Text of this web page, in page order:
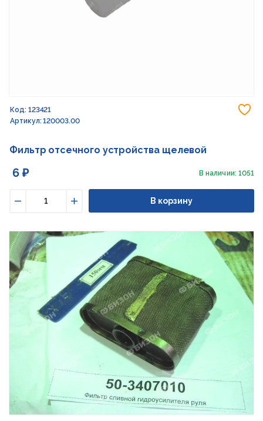
Код: 123421
Артикул: 120003.00
Фильтр отсечного устройства щелевой
6 ₽ В наличии: 1051
Увеличить
В корзину